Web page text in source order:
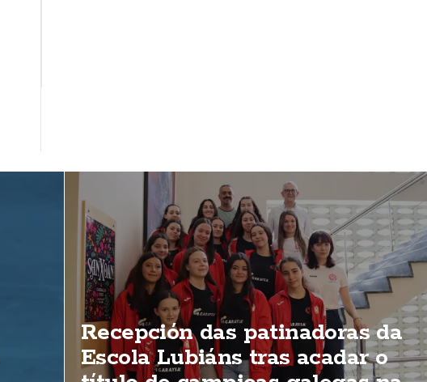
Recepción das patinadoras da
Escola Lubiáns tras acadar o